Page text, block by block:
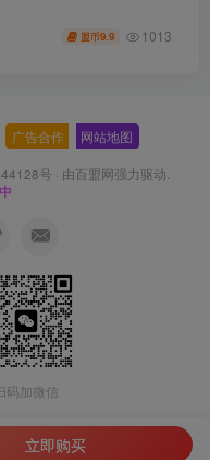
盟币9.9 1013
广告合作 网站地图
号 · 由百盟网强力驱动.
码加微信
立即购买